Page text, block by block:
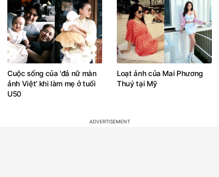
Cuộc sống của 'đả nữ màn
ảnh Việt' khi làm mẹ ở tuổi
U50
Loạt ảnh của Mai Phương
Thuý tại Mỹ